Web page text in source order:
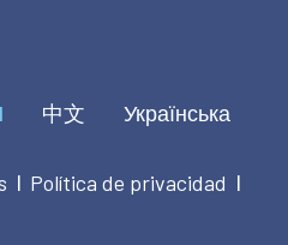
中文 Українська
| Política de privacidad |